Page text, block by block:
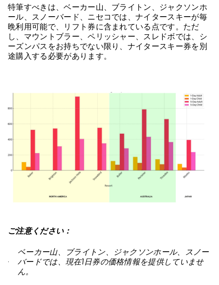
特筆すべきは、ベーカー山、ブライトン、ジャクソンホ
ール、スノーバード、ニセコでは、ナイタースキーが毎
晩利用可能で、リフト券に含まれている点です。ただ
し、マウントブラー、ペリッシャー、スレドボでは、シ
ーズンパスをお持ちでない限り、ナイタースキー券を別
途購入する必要があります。
ご注意ください：
ベーカー山、ブライトン、ジャクソンホール、スノー
バードでは、現在1日券の価格情報を提供していませ
ん。